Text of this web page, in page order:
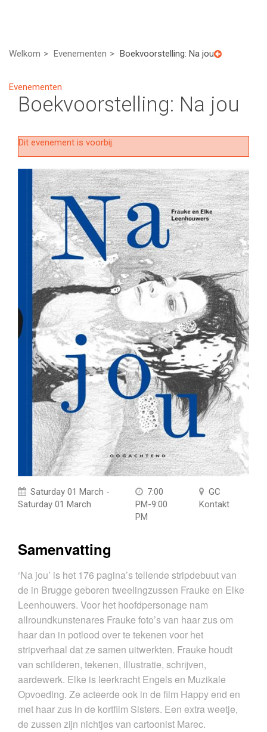
Welkom Evenementen Boekvoorstelling: Na jou
Evenementen
Boekvoorstelling: Na jou
Dit evenement is voorbij.
Saturday 01 March -
Saturday 01 March
7:00
PM-9:00
PM
GC
Kontakt
Samenvatting
‘Na jou’ is het 176 pagina’s tellende stripdebuut van
de in Brugge geboren tweelingzussen Frauke en Elke
Leenhouwers. Voor het hoofdpersonage nam
allroundkunstenares Frauke foto’s van haar zus om
haar dan in potlood over te tekenen voor het
stripverhaal dat ze samen uitwerkten. Frauke houdt
van schilderen, tekenen, illustratie, schrijven,
aardewerk. Elke is leerkracht Engels en Muzikale
Opvoeding. Ze acteerde ook in de film Happy end en
met haar zus in de kortfilm Sisters. Een extra weetje,
de zussen zijn nichtjes van cartoonist Marec.